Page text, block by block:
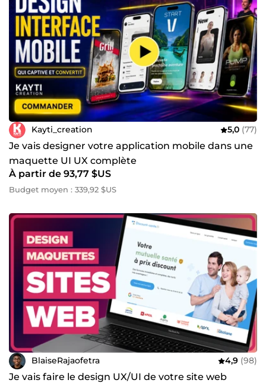
Kayti_creation 5,0 (77)
Je vais designer votre application mobile dans une
maquette UI UX complète
À partir de 93,77 $US
Budget moyen : 339,92 $US
BlaiseRajaofetra 4,9 (98)
Je vais faire le design UX/UI de votre site web